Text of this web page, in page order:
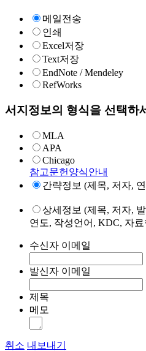
메일전송
인쇄
Excel저장
Text저장
EndNote / Mendeley
RefWorks
서지정보의 형식을 선택하
MLA
APA
Chicago
참고문헌양식안내
간략정보 (제목, 저자,
상세정보 (제목, 저자,
연도, 작성언어, KDC, 자
수신자 이메일
발신자 이메일
제목
메모
취소 내보내기